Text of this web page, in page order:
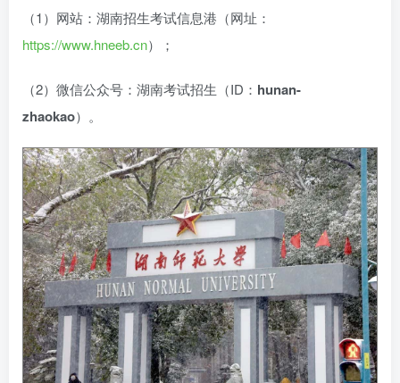
（1）网站：湖南招生考试信息港（网址：
https://www.hneeb.cn）；
（2）微信公众号：湖南考试招生（ID： hunan-
zhaokao）。